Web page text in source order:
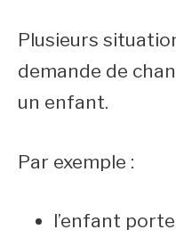
Plusieurs
demande de
un enfant.
Par exemple :
l’enfant